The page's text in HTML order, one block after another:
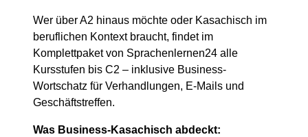
Wer über A2 hinaus möchte oder Kasachisch im
beruflichen Kontext braucht, findet im
Komplettpaket von Sprachenlernen24 alle
Kursstufen bis C2 – inklusive Business-
Wortschatz für Verhandlungen, E-Mails und
Geschäftstreffen.
Was Business-Kasachisch abdeckt: